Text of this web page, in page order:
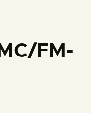
FM-